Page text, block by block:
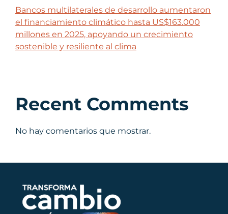
Bancos multilaterales de desarrollo aumentaron
el financiamiento climático hasta US$163.000
millones en 2025, apoyando un crecimiento
sostenible y resiliente al clima
Recent Comments
No hay comentarios que mostrar.